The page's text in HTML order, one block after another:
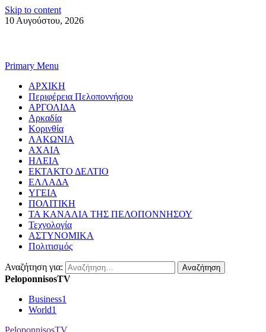
Skip to content
10 Αυγούστου, 2026
Primary Menu
ΑΡΧΙΚΗ
Περιφέρεια Πελοποννήσου
ΑΡΓΟΛΙΔΑ
Αρκαδία
Κορινθία
ΛΑΚΩΝΙΑ
ΑΧΑΙΑ
ΗΛΕΙΑ
ΕΚΤΑΚΤΟ ΔΕΛΤΙΟ
ΕΛΛΑΔΑ
ΥΓΕΙΑ
ΠΟΛΙΤΙΚΗ
ΤΑ ΚΑΝΑΛΙΑ ΤΗΣ ΠΕΛΟΠΟΝΝΗΣΟΥ
Τεχνολογία
ΑΣΤΥΝΟΜΙΚΑ
Πολιτισμός
Αναζήτηση για:
PeloponnisosTV
Business1
World1
PeloponnisosTV